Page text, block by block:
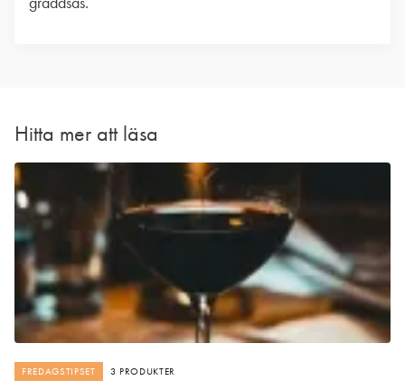
Hitta mer att läsa
FREDAGSTIPSET 3 PRODUKTER